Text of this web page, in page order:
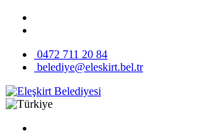
0472 711 20 84
belediye@eleskirt.bel.tr